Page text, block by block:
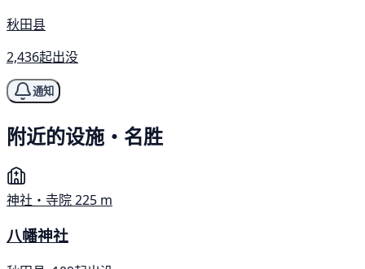
秋田县
2,436起出没
通知
附近的设施・名胜
神社・寺院225 m
八幡神社